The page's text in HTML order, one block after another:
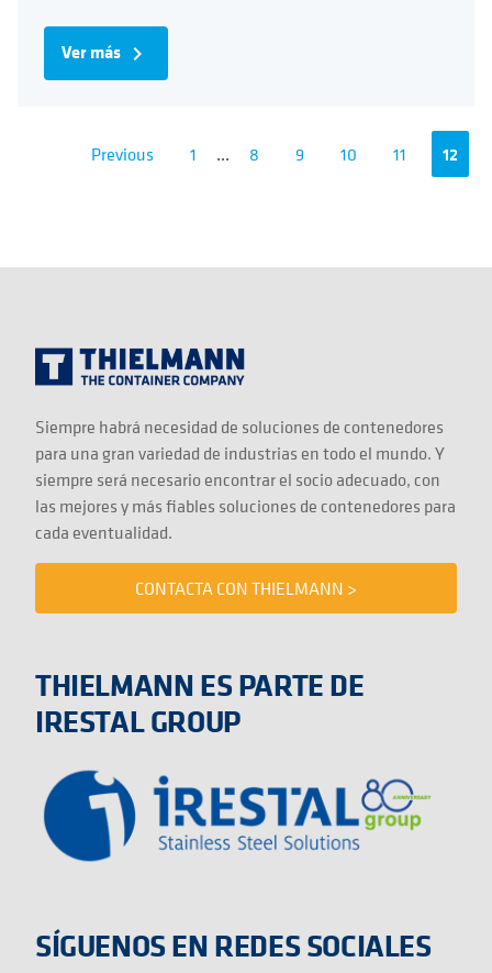
Ver más navigate_next
Previous 1 ... 8 9 10 11 12
Siempre habrá necesidad de soluciones de contenedores
para una gran variedad de industrias en todo el mundo. Y
siempre será necesario encontrar el socio adecuado, con
las mejores y más fiables soluciones de contenedores para
cada eventualidad.
CONTACTA CON THIELMANN >
THIELMANN ES PARTE DE
IRESTAL GROUP
SÍGUENOS EN REDES SOCIALES